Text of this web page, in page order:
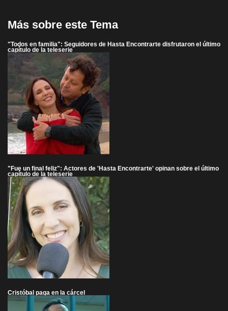
Más sobre este Tema
"Todos en familia": Seguidores de Hasta Encontrarte disfrutaron el último
capítulo de la teleserie
"Fue un final feliz": Actores de 'Hasta Encontrarte' opinan sobre el último
capítulo de la teleserie
Cristóbal paga en la cárcel